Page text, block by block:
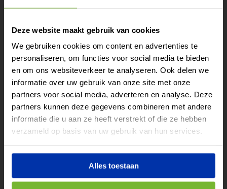
Deze website maakt gebruik van cookies
We gebruiken cookies om content en advertenties te
personaliseren, om functies voor social media te bieden
en om ons websiteverkeer te analyseren. Ook delen we
informatie over uw gebruik van onze site met onze
partners voor social media, adverteren en analyse. Deze
partners kunnen deze gegevens combineren met andere
informatie die u aan ze heeft verstrekt of die ze hebben
verzameld op basis van uw gebruik van hun services.
Alles toestaan
Tijdelijk extra
vermogen nodig?
Huur of lease eenvoudig
een batterij voor elk
project.
Lees meer
Of bel direct: 085 – 029 18